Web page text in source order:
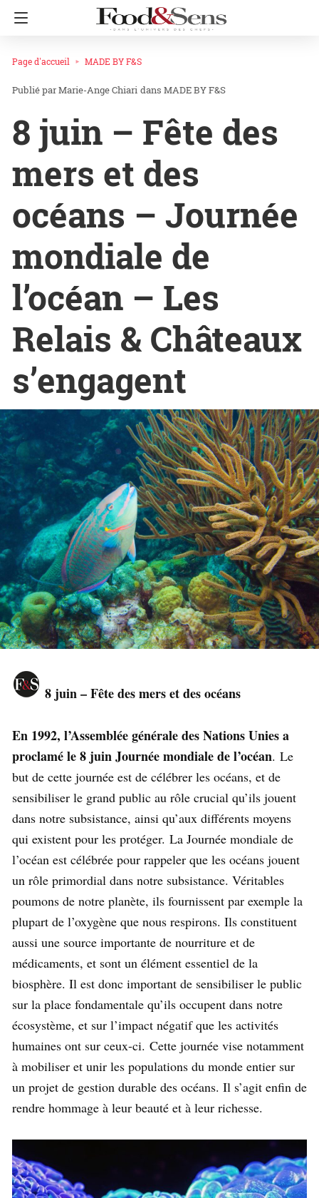
Page d'accueil MADE BY F&S
Marie-Ange Chiari dans MADE BY F&S
8 juin – Fête des
mers et des
océans – Journée
mondiale de
l’océan – Les
Relais & Châteaux
s’engagent
8 juin – Fête des mers et des océans
En 1992, l’Assemblée générale des Nations Unies a
proclamé le 8 juin Journée mondiale de l’océan. Le
but de cette journée est de célébrer les océans, et de
sensibiliser le grand public au rôle crucial qu’ils jouent
dans notre subsistance, ainsi qu’aux différents moyens
qui existent pour les protéger. La Journée mondiale de
l’océan est célébrée pour rappeler que les océans jouent
un rôle primordial dans notre subsistance. Véritables
poumons de notre planète, ils fournissent par exemple la
plupart de l’oxygène que nous respirons. Ils constituent
aussi une source importante de nourriture et de
médicaments, et sont un élément essentiel de la
biosphère. Il est donc important de sensibiliser le public
sur la place fondamentale qu’ils occupent dans notre
écosystème, et sur l’impact négatif que les activités
humaines ont sur ceux-ci. Cette journée vise notamment
à mobiliser et unir les populations du monde entier sur
un projet de gestion durable des océans. Il s’agit enfin de
rendre hommage à leur beauté et à leur richesse.